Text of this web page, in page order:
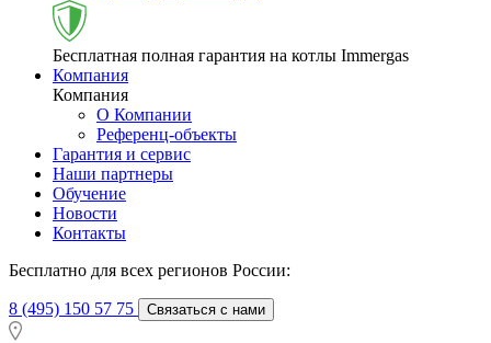
Бесплатная полная гарантия на котлы Immergas
Компания
Компания
О Компании
Референц-объекты
Гарантия и сервис
Наши партнеры
Обучение
Новости
Контакты
Бесплатно для всех регионов России:
8 (495) 150 57 75 Связаться с нами